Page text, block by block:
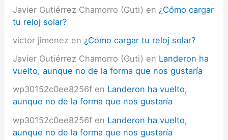
Javier Gutiérrez Chamorro (Guti) en ¿Cómo cargar
tu reloj solar?
victor jimenez en ¿Cómo cargar tu reloj solar?
Javier Gutiérrez Chamorro (Guti) en Landeron ha
vuelto, aunque no de la forma que nos gustaría
wp30152c0ee8256f en Landeron ha vuelto,
aunque no de la forma que nos gustaría
wp30152c0ee8256f en Landeron ha vuelto,
aunque no de la forma que nos gustaría